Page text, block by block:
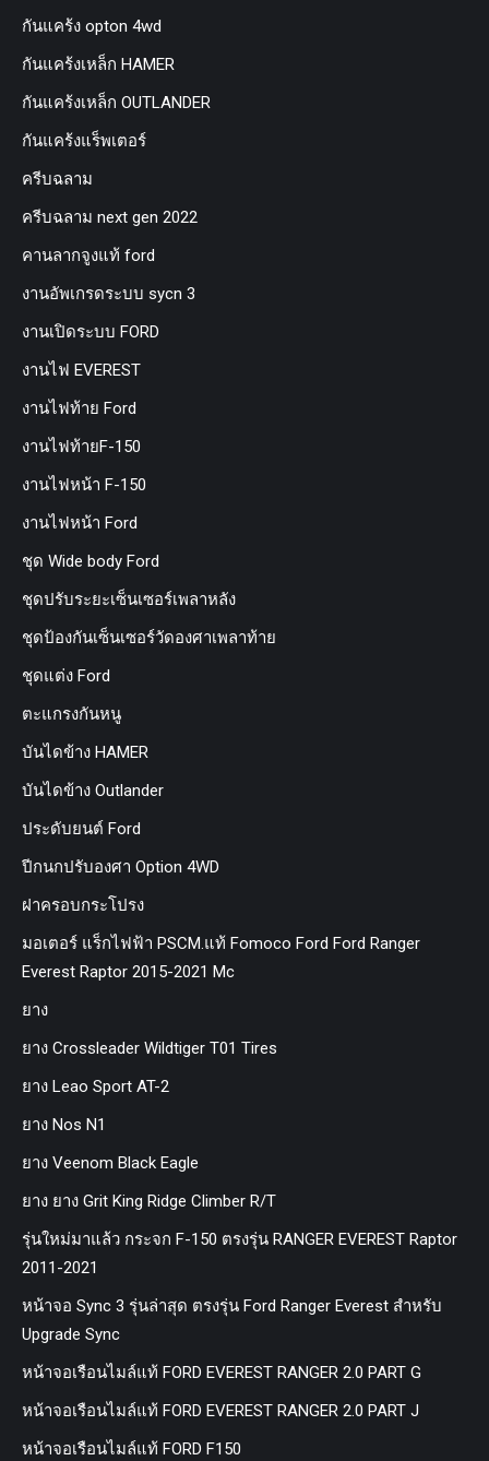
กันแคร้ง opton 4wd
กันแคร้งเหล็ก HAMER
กันแคร้งเหล็ก OUTLANDER
กันแคร้งแร็พเตอร์
ครีบฉลาม
ครีบฉลาม next gen 2022
คานลากจูงแท้ ford
งานอัพเกรดระบบ sycn 3
งานเปิดระบบ FORD
งานไฟ EVEREST
งานไฟท้าย Ford
งานไฟท้ายF-150
งานไฟหน้า F-150
งานไฟหน้า Ford
ชุด Wide body Ford
ชุดปรับระยะเซ็นเซอร์เพลาหลัง
ชุดป้องกันเซ็นเซอร์วัดองศาเพลาท้าย
ชุดแต่ง Ford
ตะแกรงกันหนู
บันไดข้าง HAMER
บันไดข้าง Outlander
ประดับยนต์ Ford
ปีกนกปรับองศา Option 4WD
ฝาครอบกระโปรง
มอเตอร์ แร็กไฟฟ้า PSCM.แท้ Fomoco Ford Ford Ranger
Everest Raptor 2015-2021 Mc
ยาง
ยาง Crossleader Wildtiger T01 Tires
ยาง Leao Sport AT-2
ยาง Nos N1
ยาง Veenom Black Eagle
ยาง ยาง Grit King Ridge Climber R/T
รุ่นใหม่มาแล้ว กระจก F-150 ตรงรุ่น RANGER EVEREST Raptor
2011-2021
หน้าจอ Sync 3 รุ่นล่าสุด ตรงรุ่น Ford Ranger Everest สำหรับ
Upgrade Sync
หน้าจอเรือนไมล์แท้ FORD EVEREST RANGER 2.0 PART G
หน้าจอเรือนไมล์แท้ FORD EVEREST RANGER 2.0 PART J
หน้าจอเรือนไมล์แท้ FORD F150